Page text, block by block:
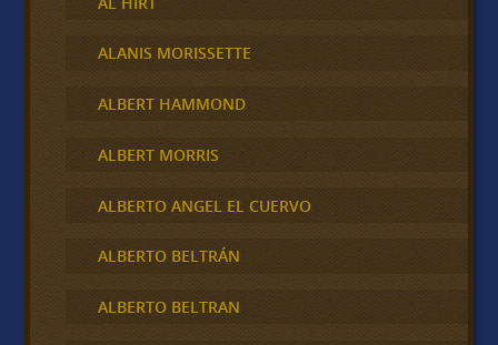
ALANIS MORISSETTE
ALBERT HAMMOND
ALBERT MORRIS
ALBERTO ANGEL EL CUERVO
ALBERTO BELTRÁN
ALBERTO BELTRAN